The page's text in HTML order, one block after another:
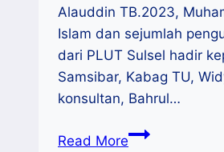
Alauddin TB.2023,
Islam dan sejumlah
dari PLUT Sulsel hadir
Samsibar, Kabag TU,
konsultan, Bahrul…
Read MoreKopma